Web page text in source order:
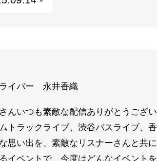
イバー 永井香織
んいつも素敵な配信ありがとうござ
トラックライブ、渋谷バスライブ、
思い出を、素敵なリスナーさんと共
イベントで、今度はどんなイベント